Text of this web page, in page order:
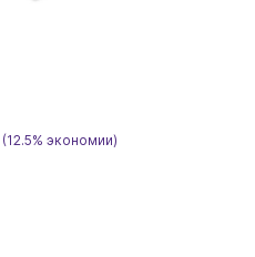
(12.5% экономии)